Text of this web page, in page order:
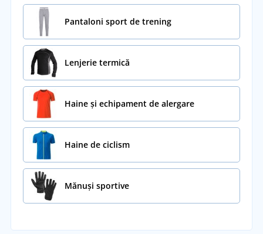
Pantaloni sport de trening
Lenjerie termică
Haine și echipament de alergare
Haine de ciclism
Mănuși sportive